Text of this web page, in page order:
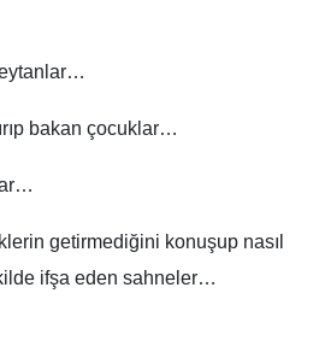
bakan çocuklar…
getirmediğini konuşup nasıl
ifşa eden sahneler…